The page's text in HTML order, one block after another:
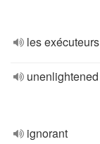
les exécuteurs
unenlightened
ignorant